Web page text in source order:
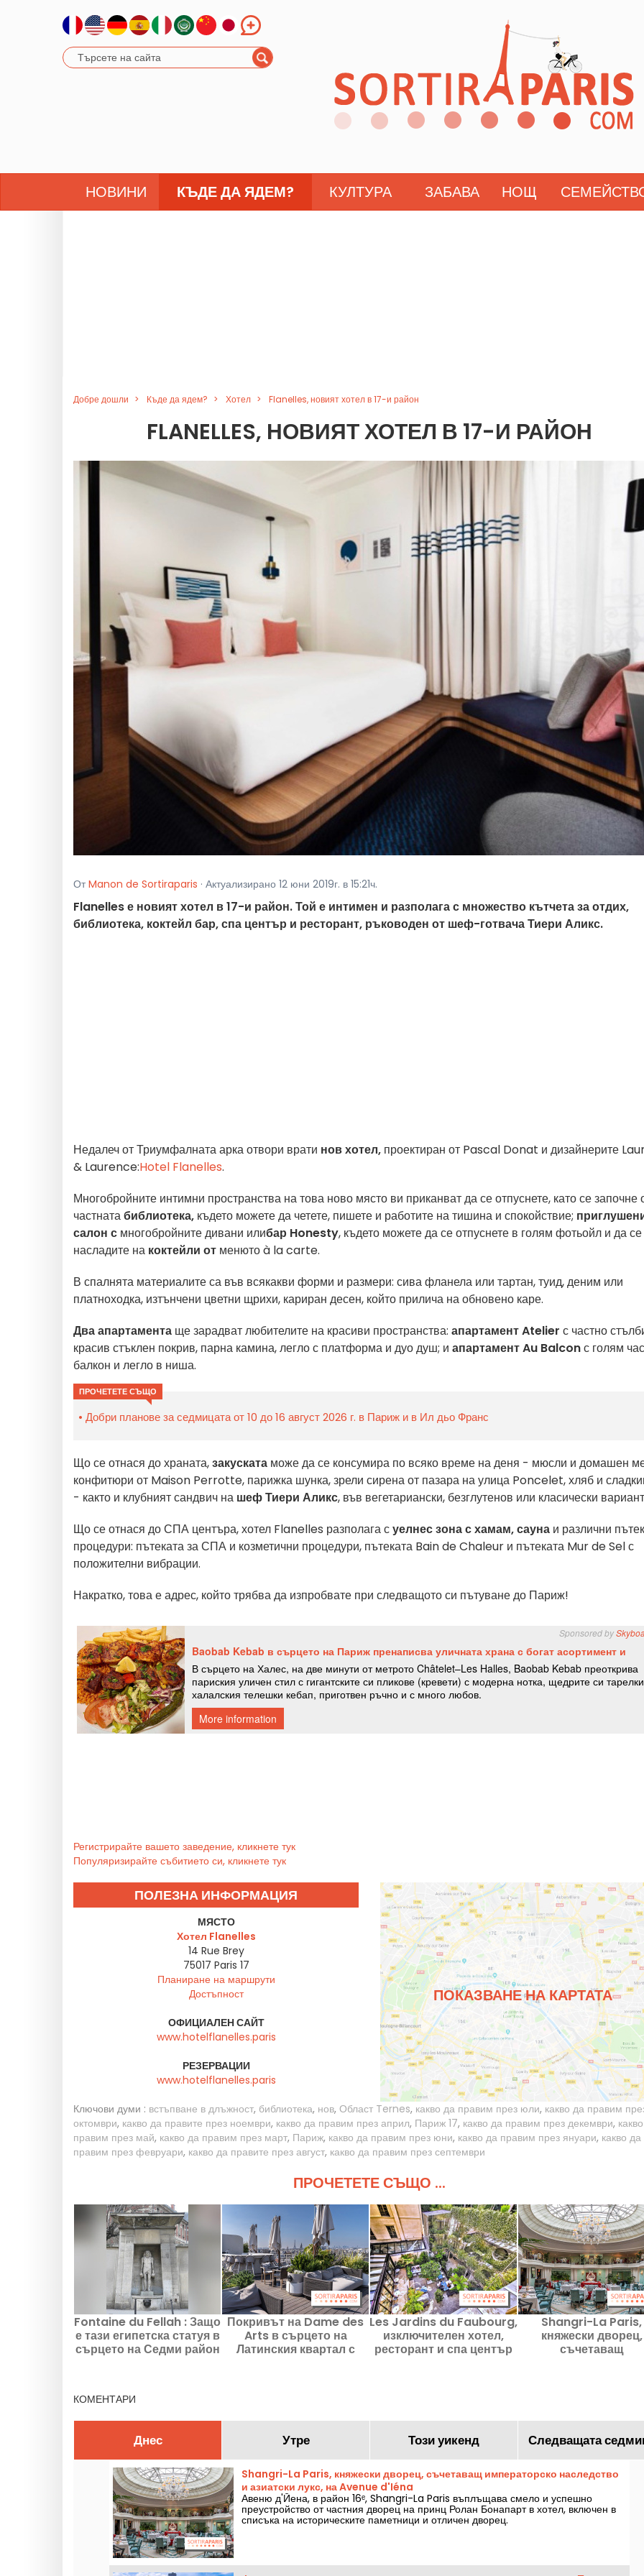
НОВИНИ КЪДЕ ДА ЯДЕМ? КУЛТУРА ЗАБАВА НОЩ
Добре дошли Къде да ядем? Хотел Flanelles, новият хотел в 17-и район
FLANELLES, НОВИЯТ ХОТЕЛ В 17-И РАЙОН
От Manon de Sortiraparis · Актуализирано 12 юни 2019г. в 15:21ч.
Flanelles е новият хотел в 17-и район. Той е интимен и разполага с множество кътчета за отдих,
библиотека, коктейл бар, спа център и ресторант, ръководен от шеф-готвача Тиери Аликс.
Недалеч от Триумфалната арка отвори врати нов хотел, проектиран от Pascal Donat и дизайнерите
& Laurence:Hotel Flanelles.
Многобройните интимни пространства на това ново място ви приканват да се отпуснете, като се започне
частнатабиблиотека, където можете да четете, пишете и работите на тишина и спокойствие;
салон с многобройните дивани илибар Honesty, където можете да се отпуснете в голям фотьойл и да се
насладите на коктейли от менюто à la carte.
В спалнята материалите са във всякакви форми и размери: сива фланела или тартан, туид, деним или
платноходка, изтънчени цветни щрихи, кариран десен, който прилича на обновено каре.
Два апартамента ще зарадват любителите на красиви пространства: апартамент Atelier с частно
красив стъклен покрив, парна камина, легло с платформа и дуо душ; и апартамент Au Balconс голям
балкон и легло в ниша.
ПРОЧЕТЕТЕ СЪЩО
Добри планове за седмицата от 10 до 16 август 2026 г. в Париж и в Ил дьо Франс
Що се отнася до храната,закуската може да се консумира по всяко време на деня - мюсли и домашен
конфитюри от Maison Perrotte, парижка шунка, зрели сирена от пазара на улица Poncelet, хляб и
- както и клубният сандвич на шеф Тиери Аликс, във вегетариански, безглутенов или класически
Що се отнася до СПА центъра, хотел Flanelles разполага суелнес зона с хамам, сауна и различни
процедури: пътеката за СПА и козметични процедури, пътеката Bain de Chaleur и пътеката Mur de Sel с
положителни вибрации.
Накратко, това е адрес, който трябва да изпробвате при следващото си пътуване до Париж!
Регистрирайте вашето заведение, кликнете тук
Популяризирайте събитието си, кликнете тук
ПОЛЕЗНА ИНФОРМАЦИЯ
МЯСТО
Хотел Flanelles
14 Rue Brey
75017 Paris 17
Планиране на маршрути
Достъпност
ОФИЦИАЛЕН САЙТ
www.hotelflanelles.paris
РЕЗЕРВАЦИИ
www.hotelflanelles.paris
ПОКАЗВАНЕ НА КАРТАТА
Ключови думи : встъпване в длъжност, библиотека, нов, Област Ternes, какво да правим през юли, какво да правим
октомври, какво да правите през ноември, какво да правим през април, Париж 17, какво да правим през декември,
правим през май, какво да правим през март, Париж, какво да правим през юни, какво да правим през януари, какво да
правим през февруари, какво да правите през август, какво да правим през септември
ПРОЧЕТЕТЕ СЪЩО ...
Fontaine du Fellah : Защо
е тази египетска статуя в
сърцето на Седми район
Покривът на Dame des
Arts в сърцето на
Латинския квартал с
Les Jardins du Faubourg,
изключителен хотел,
ресторант и спа център
Shangri-La Paris,
княжески дворец,
съчетаващ
КОМЕНТАРИ
Днес Утре Този уикенд Следващата
Shangri-La Paris, княжески дворец, съчетаващ императорско наследство
и азиатски лукс, на Avenue d'Iéna
Авеню д'Йена, в район 16ᵉ, Shangri-La Paris въплъщава смело и успешно
преустройство от частния дворец на принц Ролан Бонапарт в хотел, включен в
списъка на историческите паметници и отличен дворец.